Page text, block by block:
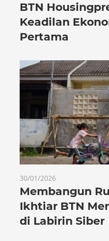
BTN
Keadilan
Pertama
30/01/2026
Membangun
Ikhtiar BTN
di Labirin Siber